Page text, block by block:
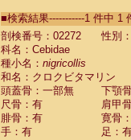
Cebidae
Cebidae
Cebidae
Cebidae
Cebidae
Cebidae
Cebidae
Cebidae
Cebidae Aotus
■検索結果-----------1 件中 1
剖検番号：02272
性別
科名：Cebidae
種小名： nigricollis
和名：クロクビタマリン
頭蓋骨：一部無
下顎
尺骨：有
肩甲
腓骨：有
寛骨
手：有
足：